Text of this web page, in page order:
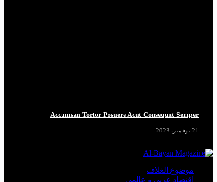
Accumsan Tortor Posuere Acut Consequat Semper
21 نوفمبر، 2023
موضوع الغلاف
اقتصاد عربي و عالمي